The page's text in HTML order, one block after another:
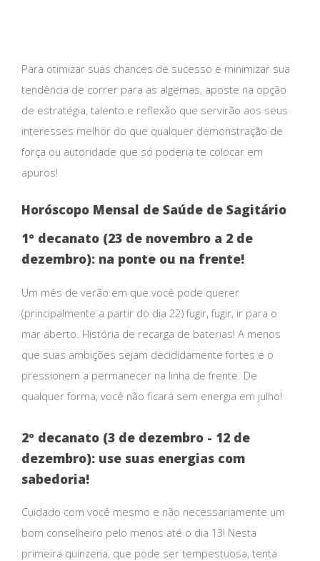
Para otimizar suas chances de sucesso e minimizar sua
tendência de correr para as algemas, aposte na opção
de estratégia, talento e reflexão que servirão aos seus
interesses melhor do que qualquer demonstração de
força ou autoridade que só poderia te colocar em
apuros!
Horóscopo Mensal de Saúde de Sagitário
1º decanato (23 de novembro a 2 de
dezembro): na ponte ou na frente!
Um mês de verão em que você pode querer
(principalmente a partir do dia 22) fugir, fugir, ir para o
mar aberto. História de recarga de baterias! A menos
que suas ambições sejam decididamente fortes e o
pressionem a permanecer na linha de frente. De
qualquer forma, você não ficará sem energia em julho!
2º decanato (3 de dezembro - 12 de
dezembro): use suas energias com
sabedoria!
Cuidado com você mesmo e não necessariamente um
bom conselheiro pelo menos até o dia 13! Nesta
primeira quinzena, que pode ser tempestuosa, tenta